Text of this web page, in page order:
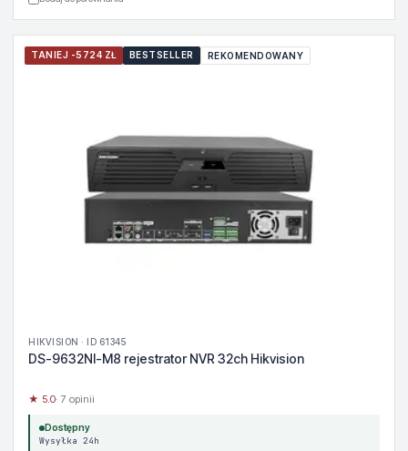
TANIEJ -5724 ZŁ BESTSELLER REKOMENDOWANY
HIKVISION · ID 61345
DS-9632NI-M8 rejestrator NVR 32ch Hikvision
★ 5.0· 7 opinii
Dostępny
Wysyłka 24h